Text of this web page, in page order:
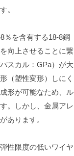
。
8％を含有する18-8鋼
向上させることに繋
スカル： GPa）が大
（塑性変形）しにく
形が可能なため、ル
。しかし、金属アレ
あります。
性限度の低いワイヤ